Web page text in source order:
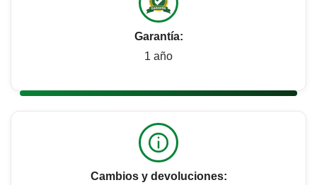
Garantía:
1 año
Cambios y devoluciones: